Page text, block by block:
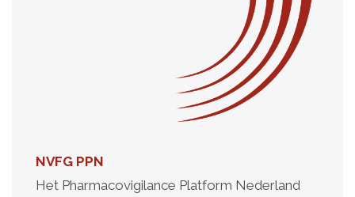
NVFG PPN
Het Pharmacovigilance Platform Nederland